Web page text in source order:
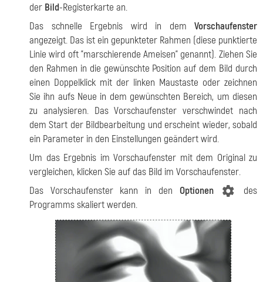
der Bild-Registerkarte an.
Das schnelle Ergebnis wird in dem Vorschaufenster
angezeigt. Das ist ein gepunkteter Rahmen (diese punktierte
Linie wird oft "marschierende Ameisen" genannt). Ziehen Sie
den Rahmen in die gewünschte Position auf dem Bild durch
einen Doppelklick mit der linken Maustaste oder zeichnen
Sie ihn aufs Neue in dem gewünschten Bereich, um diesen
zu analysieren. Das Vorschaufenster verschwindet nach
dem Start der Bildbearbeitung und erscheint wieder, sobald
ein Parameter in den Einstellungen geändert wird.
Um das Ergebnis im Vorschaufenster mit dem Original zu
vergleichen, klicken Sie auf das Bild im Vorschaufenster.
Das Vorschaufenster kann in den Optionen
des
Programms skaliert werden.